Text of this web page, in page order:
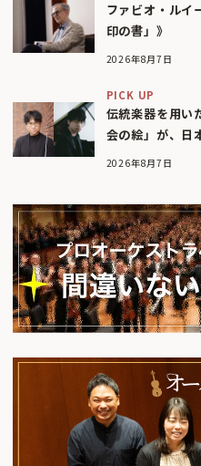
ファビオ・ルイ
印の書」》
2026年8月7日
PICK UP
伝統楽器を用い
会の絵」が、日
2026年8月7日